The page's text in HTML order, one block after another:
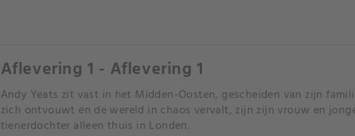
Aflevering 1 - Aflevering 1
Andy Yeats zit vast in het Midden-Oosten, gescheiden van zijn
zich ontvouwt en de wereld in chaos vervalt, zijn zijn vrouw en
tienerdochter alleen thuis in Londen.